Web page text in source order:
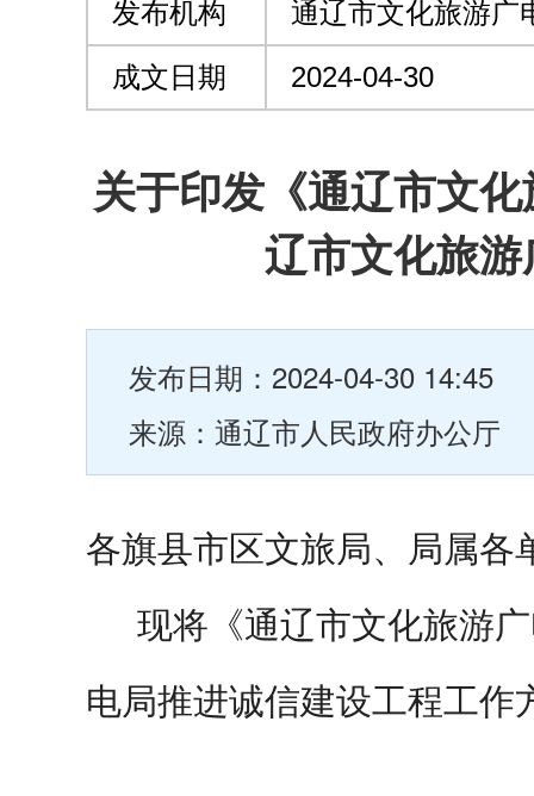
发布机构
通辽市文化旅游广
成文日期
2024-04-30
关于印发《通辽市文
辽市文化旅
发布日期：2024-04-30 14:45
来源：通辽市人民政府办公厅
各旗县市区文旅局、局属各
现将《通辽市文化旅游
电局推进诚信建设工程工作